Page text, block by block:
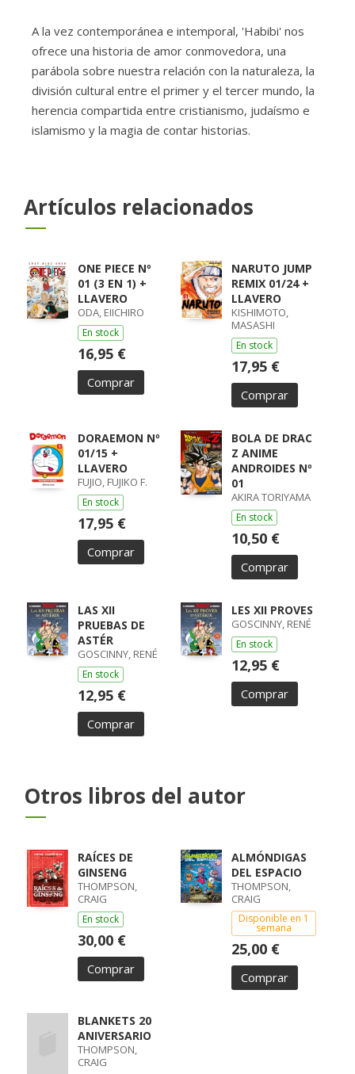
A la vez contemporánea e intemporal, 'Habibi' nos
ofrece una historia de amor conmovedora, una
parábola sobre nuestra relación con la naturaleza, la
división cultural entre el primer y el tercer mundo, la
herencia compartida entre cristianismo, judaísmo e
islamismo y la magia de contar historias.
Artículos relacionados
ONE PIECE Nº
01 (3 EN 1) +
LLAVERO
ODA, EIICHIRO
En stock
16,95 €
Comprar
NARUTO JUMP
REMIX 01/24 +
LLAVERO
KISHIMOTO,
MASASHI
En stock
17,95 €
Comprar
DORAEMON Nº
01/15 +
LLAVERO
FUJIO, FUJIKO F.
En stock
17,95 €
Comprar
BOLA DE DRAC
Z ANIME
ANDROIDES Nº
01
AKIRA TORIYAMA
En stock
10,50 €
Comprar
LAS XII
PRUEBAS DE
ASTÉR
GOSCINNY, RENÉ
En stock
12,95 €
Comprar
LES XII PROVES
GOSCINNY, RENÉ
En stock
12,95 €
Comprar
Otros libros del autor
RAÍCES DE
GINSENG
THOMPSON,
CRAIG
En stock
30,00 €
Comprar
ALMÓNDIGAS
DEL ESPACIO
THOMPSON,
CRAIG
Disponible en 1
semana
25,00 €
Comprar
BLANKETS 20
ANIVERSARIO
THOMPSON,
CRAIG